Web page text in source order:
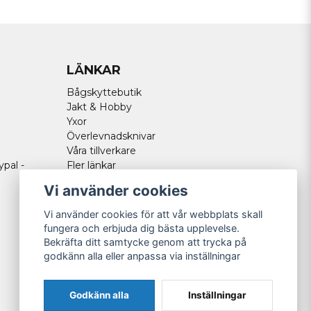
-
LÄNKAR
Bågskyttebutik
Jakt & Hobby
Yxor
Överlevnadsknivar
Våra tillverkare
Fler länkar
Vi använder cookies
Vi använder cookies för att vår webbplats skall
fungera och erbjuda dig bästa upplevelse.
Bekräfta ditt samtycke genom att trycka på
godkänn alla eller anpassa via inställningar
Godkänn alla Inställningar